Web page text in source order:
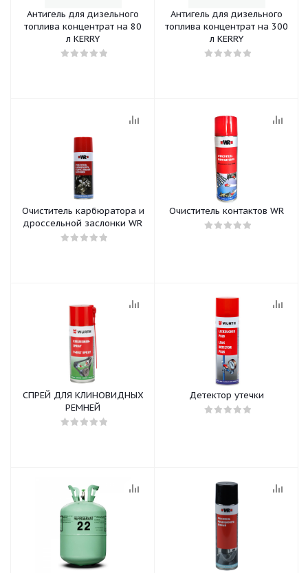
Антигель для дизельного
топлива концентрат на 80
л KERRY
Антигель для дизельного
топлива концентрат на 300
л KERRY
Очиститель карбюратора и
дроссельной заслонки WR
Очиститель контактов WR
СПРЕЙ ДЛЯ КЛИНОВИДНЫХ
РЕМНЕЙ
Детектор утечки